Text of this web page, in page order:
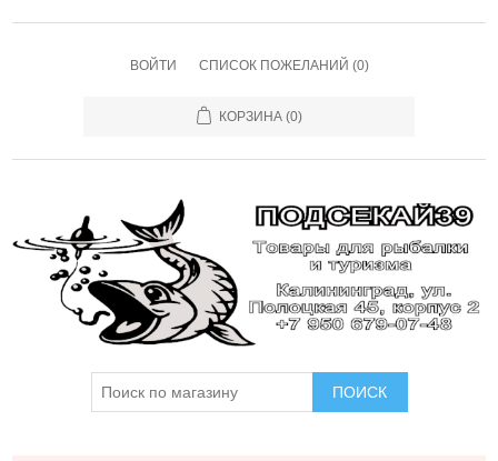
ВОЙТИ СПИСОК ПОЖЕЛАНИЙ (0)
КОРЗИНА (0)
ПОИСК